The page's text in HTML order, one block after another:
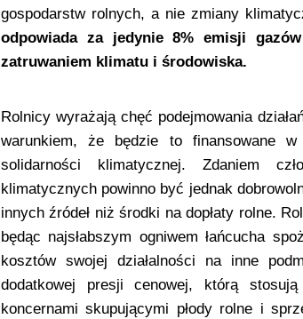
gospodarstw rolnych, a nie zmiany
odpowiada za jedynie 8% emisji
zatruwaniem klimatu i środowiska.
Rolnicy wyrażają chęć podejmowania
warunkiem, że będzie to finansowane
solidarności klimatycznej. Zdaniem
klimatycznych powinno być jednak
innych źródeł niż środki na dopłaty rolne.
będąc najsłabszym ogniwem łańcucha
kosztów swojej działalności na inne
dodatkowej presji cenowej, którą
koncernami skupującymi płody rolne i